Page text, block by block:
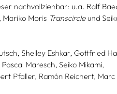
nachvollziehbar: u.a. Ralf
Mariko Moris Transcircleund
Shelley Eshkar, Gottfried
Pascal Maresch, Seiko Mikami,
Pfaller, Ramón Reichert, Marc